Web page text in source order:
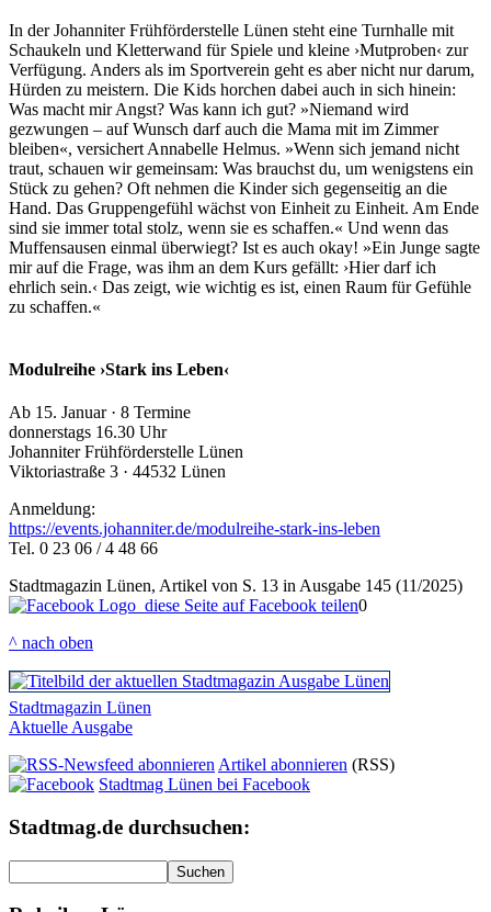
In der Johanniter Frühförderstelle Lünen steht eine Turnhalle mit
Schaukeln und Kletterwand für Spiele und kleine ›Mutproben‹ zur
Verfügung. Anders als im Sportverein geht es aber nicht nur darum,
Hürden zu meistern. Die Kids horchen dabei auch in sich hinein:
Was macht mir Angst? Was kann ich gut? »Niemand wird
gezwungen – auf Wunsch darf auch die Mama mit im Zimmer
bleiben«, versichert Annabelle Helmus. »Wenn sich jemand nicht
traut, schauen wir gemeinsam: Was brauchst du, um wenigstens ein
Stück zu gehen? Oft nehmen die Kinder sich gegenseitig an die
Hand. Das Gruppengefühl wächst von Einheit zu Einheit. Am Ende
sind sie immer total stolz, wenn sie es schaffen.« Und wenn das
Muffensausen einmal überwiegt? Ist es auch okay! »Ein Junge sagte
mir auf die Frage, was ihm an dem Kurs gefällt: ›Hier darf ich
ehrlich sein.‹ Das zeigt, wie wichtig es ist, einen Raum für Gefühle
zu schaffen.«
Modulreihe ›Stark ins Leben‹
Ab 15. Januar · 8 Termine
donnerstags 16.30 Uhr
Johanniter Frühförderstelle Lünen
Viktoriastraße 3 · 44532 Lünen
Anmeldung:
https://events.johanniter.de/modulreihe-stark-ins-leben
Tel. 0 23 06 / 4 48 66
Stadtmagazin Lünen, Artikel von S. 13 in Ausgabe 145 (11/2025)
diese Seite auf Facebook teilen0
^ nach oben
Stadtmagazin Lünen
Aktuelle Ausgabe
Artikel abonnieren (RSS)
Stadtmag Lünen bei Facebook
Stadtmag.de durchsuchen: